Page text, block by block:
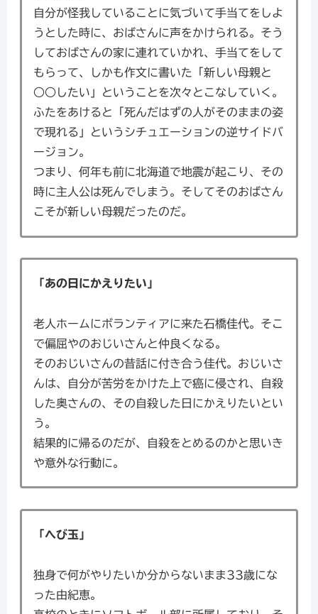
自分が怪我していることに気づいて手当てをしよ
うとした時に、おばさんに声をかけられる。そう
しておばさんの家に連れていかれ、手当てをして
もらって、しかも作文に書いた「新しい母親と
○○したい」ということを次々とこなしていく。
ふたをあけると「死んだはずの人がそのままの姿
で現れる」というシチュエーションの逆サイドバ
ージョン。
つまり、何年も前に北海道で地震が起こり、その
時に主人公は死んでしまう。そしてそのおばさん
こそが新しい母親だったのだ。
「あの日にかえりたい」
老人ホームにボランティアに来た石橋佳代。そこ
で偏屈やのおじいさんと仲良くなる。
そのおじいさんの昔話に付き合う佳代。おじいさ
んは、自分が苦労をかけた上で癌に侵され、自殺
した奥さんの、その自殺した日にかえりたいとい
う。
結果的に帰るのだが、自殺をとめるのかと思いき
や意外な行動に。
「へび玉」
独身で何がやりたいか分からないまま33歳にな
った由紀恵。